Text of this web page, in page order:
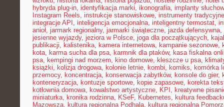
hybryda plug-in, identyfikacja marki, ikonografia, implanty
Instagram Reels, instrukcje stanowiskowe, instrumenty tradycyjne
integracje API , inteligencja emocjonalna, inteligentny termostat,
anioł, jarmark regionalny, jarmarki świąteczne, jazda defensywna,
jesienne wyjazdy, jeziora w Polsce, joga dla początkujących,
publikacji, kalistenika, kamera internetowa, kampanie sezonowe,
kota, karma sucha dla psa, karmnik dla ptaków, kasa fiskalna
psa, kempingi nad morzem, kino domowe, kleszcze u psa,
książki, kolizja drogowa, kolonie letnie, kombi, komiks, komórka
przemocy, koncentracja, konserwacja zabytków, konsole do gier,
konteneryzacja, kontuzje sportowe, kopie zapasowe, korekta
kotłownia domowa, kowalstwo artystyczne, KPI , kreatywne
miniaturka, kronika rodzinna, KSeF, Kubernetes, kultura
Mazowsza, kultura regionalna Podhala, kultura regionalna